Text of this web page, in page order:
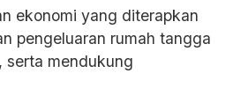
ekonomi yang diterapkan
pengeluaran rumah tangga
serta mendukung